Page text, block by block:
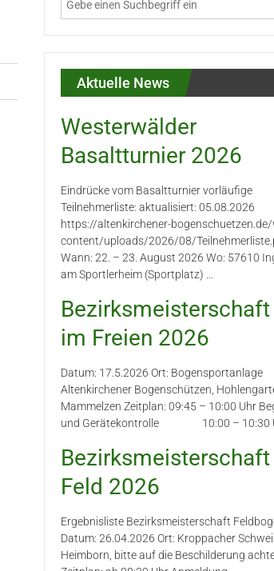
Aktuelle News
Westerwälder
Basaltturnier 2026
Eindrücke vom Basaltturnier vorläufige
Teilnehmerliste: aktualisiert: 05.08.2026
https://altenkirchener-
content/uploads/2026/08/
Wann: 22. – 23. August 2026 Wo: 57610
am Sportlerheim (Sportplatz) …
Bezirksmeisterschaft
im Freien 2026
Datum: 17.5.2026 Ort: Bogensportanlage
Altenkirchener Bogenschützen,
Mammelzen Zeitplan: 09:45 – 10:00 Uhr
und Gerätekontrolle 10:00 – 10:30
Bezirksmeisterschaft
Feld 2026
Ergebnisliste Bezirksmeisterschaft
Datum: 26.04.2026 Ort: Kroppacher
Heimborn, bitte auf die Beschilderung